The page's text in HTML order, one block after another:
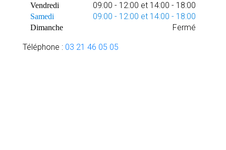
Vendredi 09:00 - 12:00 et 14:00 - 18:00
Samedi 09:00 - 12:00 et 14:00 - 18:00
Dimanche Fermé
Téléphone : 03 21 46 05 05